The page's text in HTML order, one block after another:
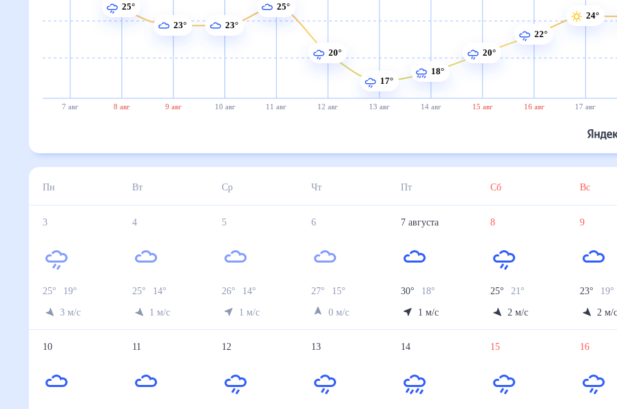
7 авг 8 авг 9 авг 10 авг 11 авг 12 авг 13 авг 14 авг 15 авг 16 авг 17 авг
25°
23°
23°
25°
20°
17°
18°
20°
22°
24°
Пн Вт Ср Чт Пт Сб Вс
3
25° 19°
3 м/с
4
25° 14°
1 м/с
5
26° 14°
1 м/с
6
27° 15°
0 м/с
7 августа
30° 18°
1 м/с
8
25° 21°
2 м/с
9
23° 19°
2 м/
10 11 12 13 14 15 16